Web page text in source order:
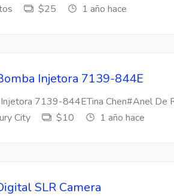
$25 1 año hace
Injetora 7139-844E
7139-844ETina Chen#Anel De
City $10 1 año hace
SLR Camera